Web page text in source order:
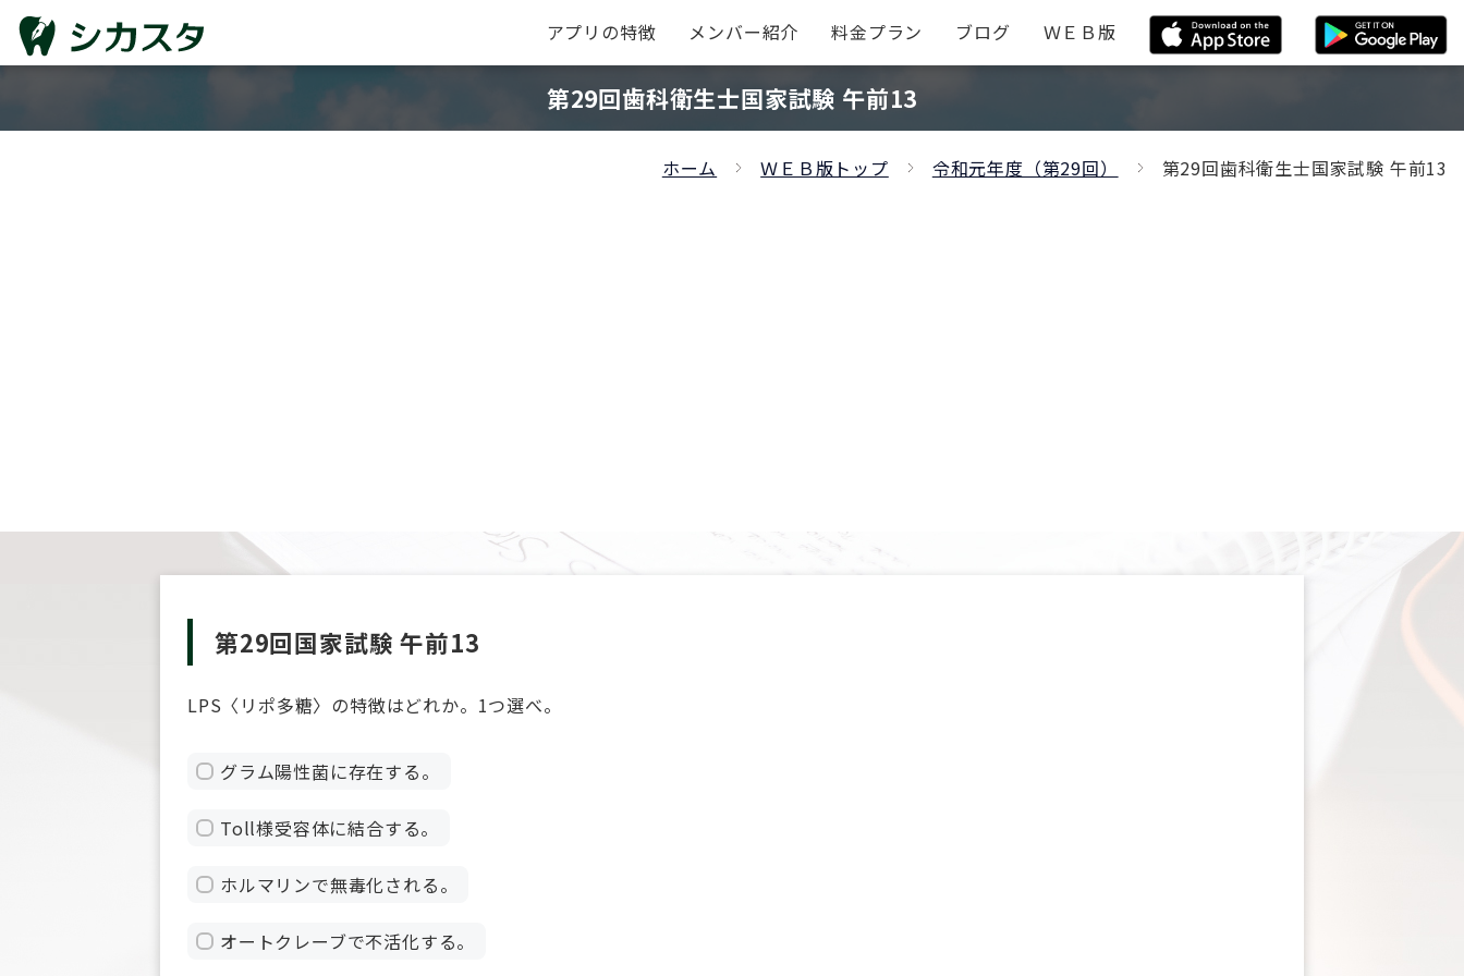
アプリの特徴 メンバー紹介 料金プラン ブログ ＷＥＢ版
第29回歯科衛生士国家試験 午前13
ホーム ＷＥＢ版トップ 令和元年度（第29回） 第29回歯科衛生士国家試験 午前13
第29回国家試験 午前13
LPS〈リポ多糖〉の特徴はどれか。1つ選べ。
グラム陽性菌に存在する。
Toll様受容体に結合する。
ホルマリンで無毒化される。
オートクレーブで不活化する。